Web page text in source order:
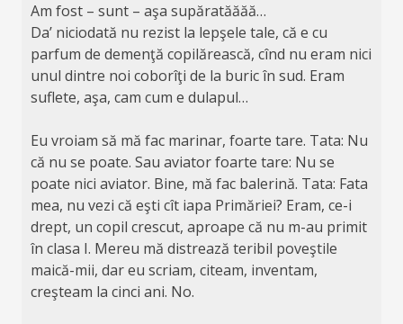
Am fost – sunt – aşa supăratăăăă…
Da’ niciodată nu rezist la lepşele tale, că e cu
parfum de demenţă copilărească, cînd nu eram nici
unul dintre noi coborîţi de la buric în sud. Eram
suflete, aşa, cam cum e dulapul…
Eu vroiam să mă fac marinar, foarte tare. Tata: Nu
că nu se poate. Sau aviator foarte tare: Nu se
poate nici aviator. Bine, mă fac balerină. Tata: Fata
mea, nu vezi că eşti cît iapa Primăriei? Eram, ce-i
drept, un copil crescut, aproape că nu m-au primit
în clasa I. Mereu mă distrează teribil poveştile
maică-mii, dar eu scriam, citeam, inventam,
creşteam la cinci ani. No.